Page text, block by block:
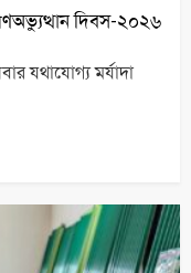
দিবস-২০২৬
যথাযোগ্য মর্যাদা